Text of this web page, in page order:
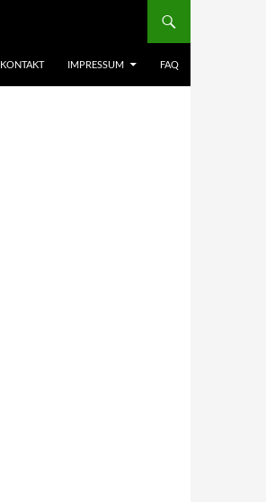
KONTAKT IMPRESSUM FAQ